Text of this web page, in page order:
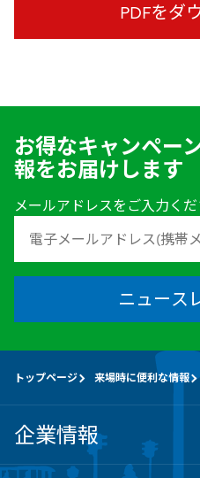
PDFをダ
お得なキャンペー
報をお届けします
メールアドレスをご入力く
ニュース
トップページ 来場時に便利な情報
企業情報